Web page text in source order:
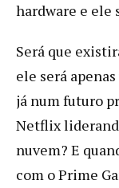
hardware e ele
Será que
ele será
já num futuro
Netflix
nuvem? E
com o Prime